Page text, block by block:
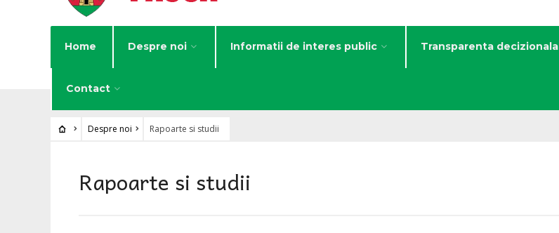
Home Despre noi Informatii de interes public Transparenta decizionala
Contact
Despre noi Rapoarte si studii
Rapoarte si studii